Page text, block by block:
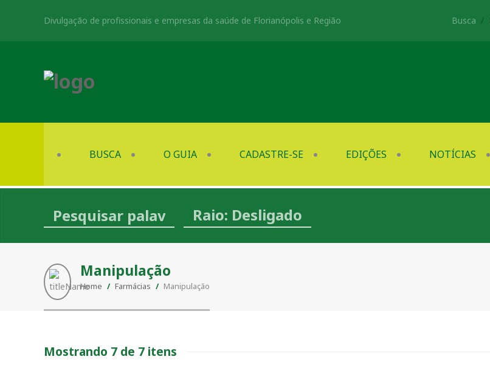
Divulgação de profissionais e empresas da saúde de Florianópolis e Região Busca
BUSCA O GUIA CADASTRE-SE EDIÇÕES NOTÍCIAS
Raio: Desligado
Manipulação
Home / Farmácias / Manipulação
Mostrando 7 de 7 itens